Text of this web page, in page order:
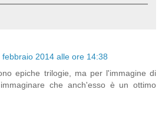
febbraio 2014 alle ore 14:38
epiche trilogie, ma per l'immagine di
che anch'esso è un ottimo